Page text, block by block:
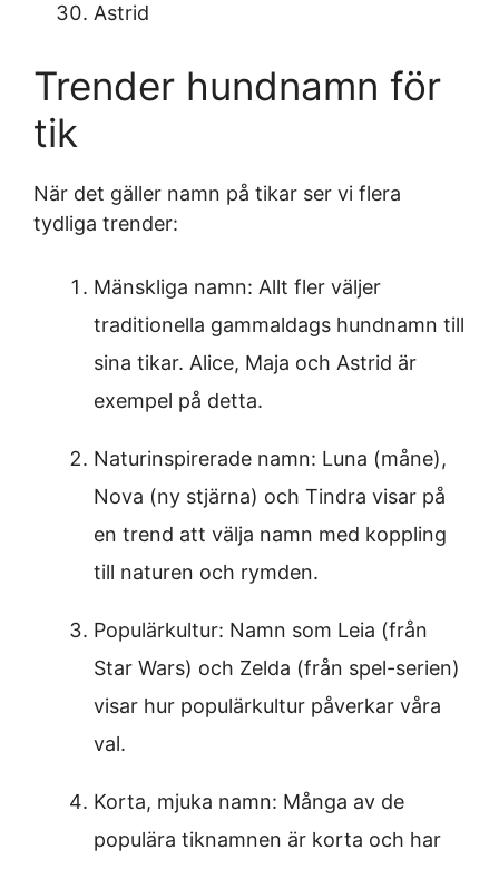
Astrid
Trender hundnamn för
tik
När det gäller namn på tikar ser vi flera
tydliga trender:
Mänskliga namn: Allt fler väljer
traditionella gammaldags hundnamn till
sina tikar. Alice, Maja och Astrid är
exempel på detta.
Naturinspirerade namn: Luna (måne),
Nova (ny stjärna) och Tindra visar på
en trend att välja namn med koppling
till naturen och rymden.
Populärkultur: Namn som Leia (från
Star Wars) och Zelda (från spel-serien)
visar hur populärkultur påverkar våra
val.
Korta, mjuka namn: Många av de
populära tiknamnen är korta och har